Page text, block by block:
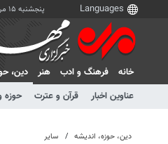
پنجشنبه ۱۵ مرداد ۱۴۰۵
خانه فرهنگ و ادب هنر
دين،
عناوین اخبار
قرآن و عترت حوزه
دين، حوزه، انديشه سایر